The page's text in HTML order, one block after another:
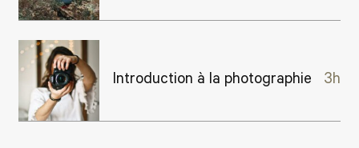
Introduction à la photographie 3h